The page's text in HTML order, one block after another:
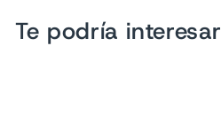
Te podría interesar